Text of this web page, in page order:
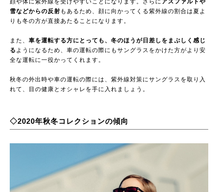
顔や体に紫外線を受けやすいことになります。さらに アスファルトや
雪などからの反射 もあるため、顔に向かってくる紫外線の割合は夏よ
りも冬の方が直接あたることになります。
また、 車を運転する方にとっても、冬のほうが日差しをまぶしく感じ
る ようになるため、車の運転の際にもサングラスをかけた方がより安
全な運転に一役かってくれます。
秋冬の外出時や車の運転の際には、紫外線対策にサングラスを取り入
れて、目の健康とオシャレを手に入れましょう。
◇2020年秋冬コレクションの傾向